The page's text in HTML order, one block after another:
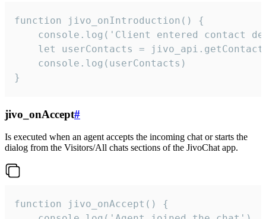
function jivo_onIntroduction() {
console.log('Client entered contact
let userContacts =
    console.log(userContacts)
}
jivo_onAccept#
Is executed when an agent accepts the incoming chat or starts the
dialog from the Visitors/All chats sections of the JivoChat app.
function jivo_onAccept() {